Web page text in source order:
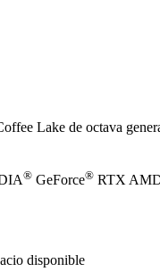
Lake de octava
® GeForce® RTX
disponible